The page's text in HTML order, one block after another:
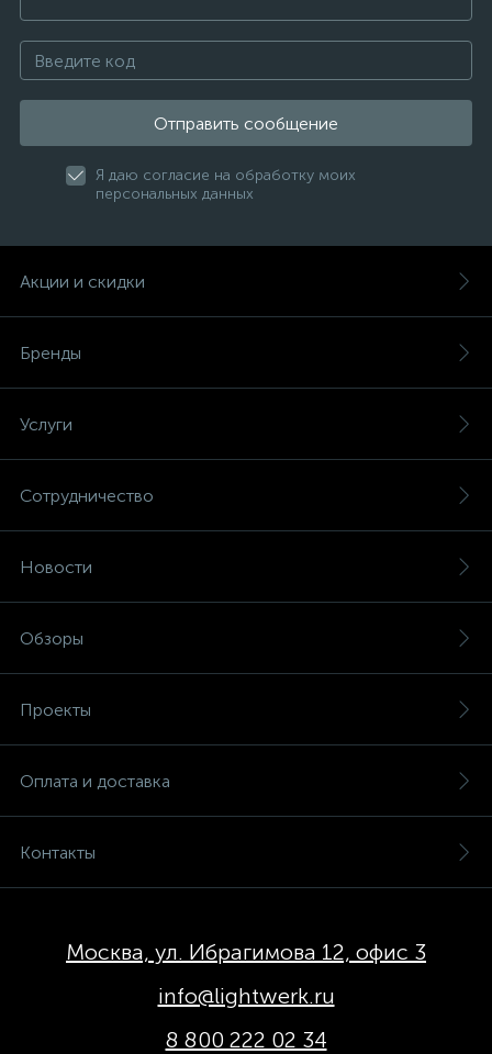
Отправить сообщение
Я даю согласие на обработку моих
персональных данных
Акции и скидки
Бренды
Услуги
Сотрудничество
Новости
Обзоры
Проекты
Оплата и доставка
Контакты
Москва, ул. Ибрагимова 12, офис 3
info@lightwerk.ru
8 800 222 02 34